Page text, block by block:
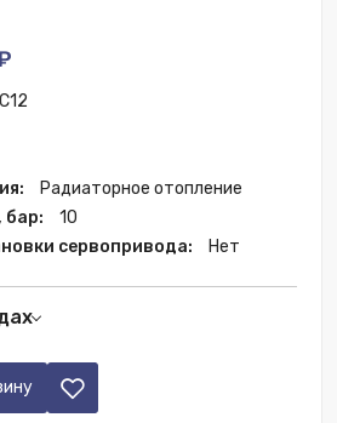
Радиаторное отопление
бар:
10
сервопривода:
Нет